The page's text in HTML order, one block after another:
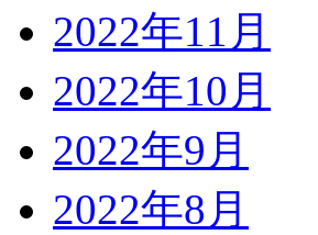
2022年11月
2022年10月
2022年9月
2022年8月